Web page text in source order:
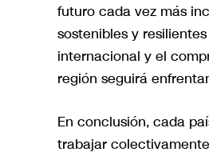
futuro cada vez más
sostenibles y
internacional y el
región seguirá
En conclusión, cada
trabajar